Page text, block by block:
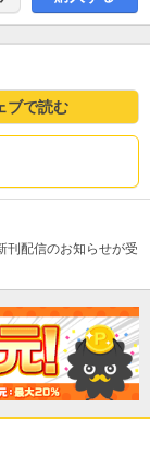
ブで読む
刊配信のお知らせが受